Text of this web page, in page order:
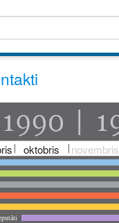
oktobris novembris